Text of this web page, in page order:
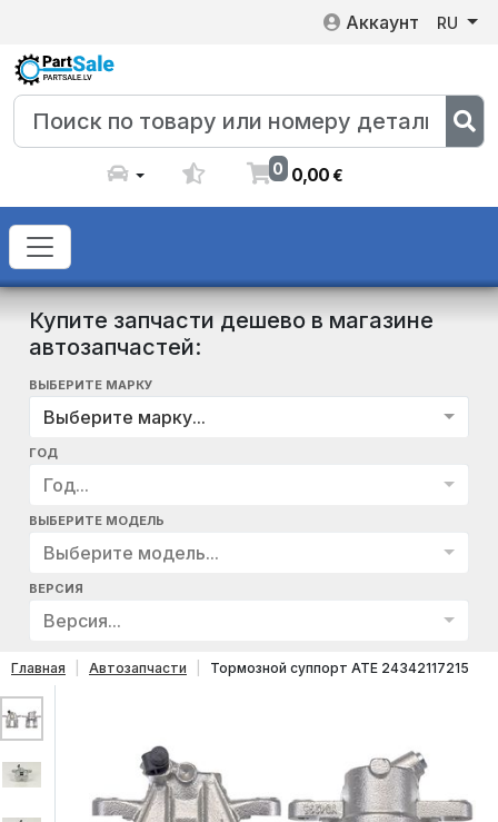
Аккаунт RU
0 0,00€
Купите запчасти дешево в магазине
автозапчастей:
ВЫБЕРИТЕ МАРКУ
Выберите марку...
ГОД
Год...
ВЫБЕРИТЕ МОДЕЛЬ
Выберите модель...
ВЕРСИЯ
Версия...
Главная Автозапчасти Тормозной суппорт ATE 24342117215